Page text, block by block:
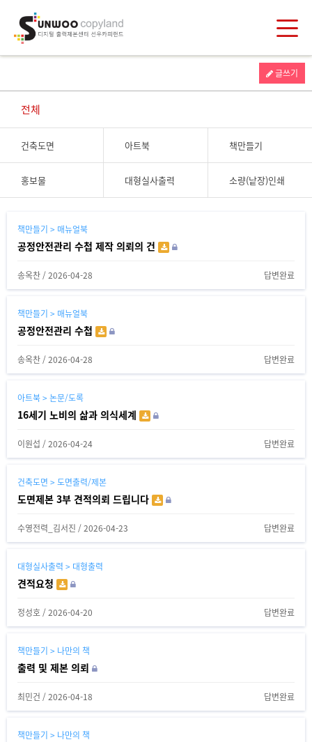
글쓰기
전체
건축도면 아트북 책만들기
홍보물 대형실사출력 소량(낱장)인쇄
책만들기 > 매뉴얼북
공정안전관리 수첩 제작 의뢰의 건
송옥찬/2026-04-28 답변완료
책만들기 > 매뉴얼북
공정안전관리 수첩
송옥찬/2026-04-28 답변완료
아트북 > 논문/도록
16세기 노비의 삶과 의식세계
이원섭 /2026-04-24 답변완료
건축도면 > 도면출력/제본
도면제본 3부 견적의뢰 드립니다
수영전력_김서진 /2026-04-23 답변완료
대형실사출력 > 대형출력
견적요청
정성호/2026-04-20 답변완료
책만들기 > 나만의 책
출력 및 제본 의뢰
최민건 /2026-04-18 답변완료
책만들기 > 나만의 책